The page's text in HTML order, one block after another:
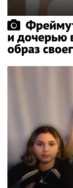
и дочерью
образ